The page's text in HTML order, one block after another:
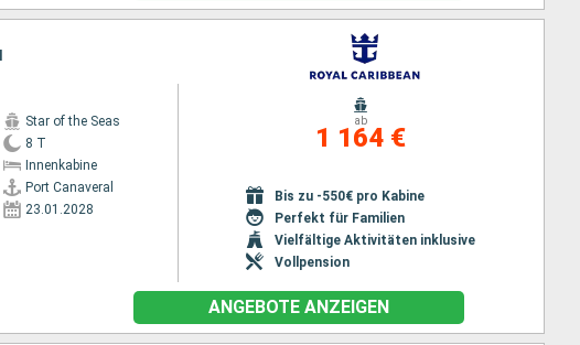
Star of the Seas
8 T
Innenkabine
Port Canaveral
23.01.2028
ab
1 164 €
Bis zu -550€ pro Kabine
Perfekt für Familien
Vielfältige Aktivitäten inklusive
Vollpension
ANGEBOTE ANZEIGEN